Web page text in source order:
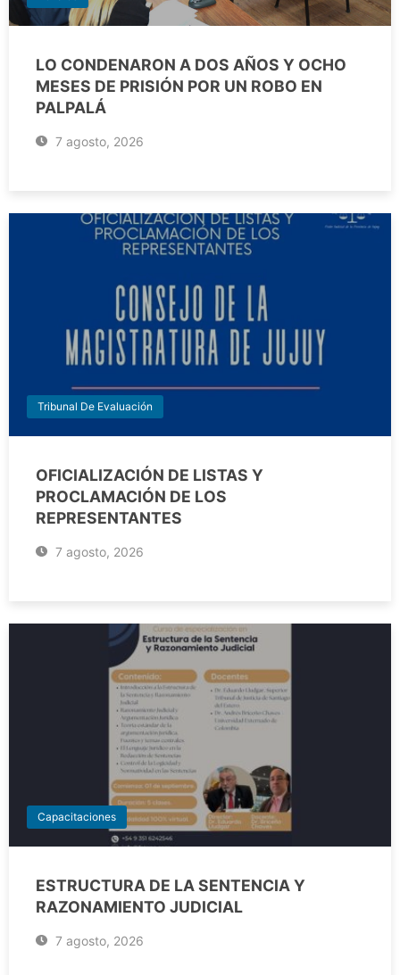
LO CONDENARON A DOS AÑOS Y OCHO
MESES DE PRISIÓN POR UN ROBO EN
PALPALÁ
7 agosto, 2026
Tribunal De Evaluación
OFICIALIZACIÓN DE LISTAS Y
PROCLAMACIÓN DE LOS
REPRESENTANTES
7 agosto, 2026
Capacitaciones
ESTRUCTURA DE LA SENTENCIA Y
RAZONAMIENTO JUDICIAL
7 agosto, 2026